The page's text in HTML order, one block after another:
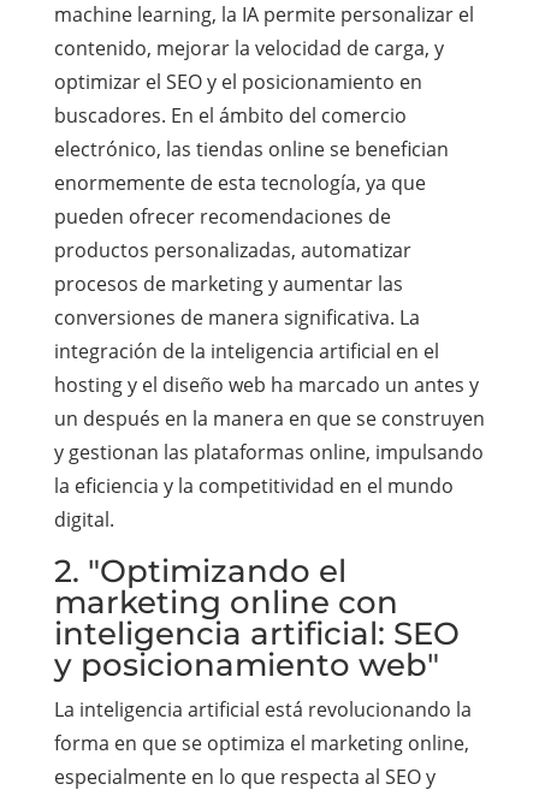
machine learning, la IA permite personalizar el
contenido, mejorar la velocidad de carga, y
optimizar el SEO y el posicionamiento en
buscadores. En el ámbito del comercio
electrónico, las tiendas online se benefician
enormemente de esta tecnología, ya que
pueden ofrecer recomendaciones de
productos personalizadas, automatizar
procesos de marketing y aumentar las
conversiones de manera significativa. La
integración de la inteligencia artificial en el
hosting y el diseño web ha marcado un antes y
un después en la manera en que se construyen
y gestionan las plataformas online, impulsando
la eficiencia y la competitividad en el mundo
digital.
2. "Optimizando el
marketing online con
inteligencia artificial: SEO
y posicionamiento web"
La inteligencia artificial está revolucionando la
forma en que se optimiza el marketing online,
especialmente en lo que respecta al SEO y